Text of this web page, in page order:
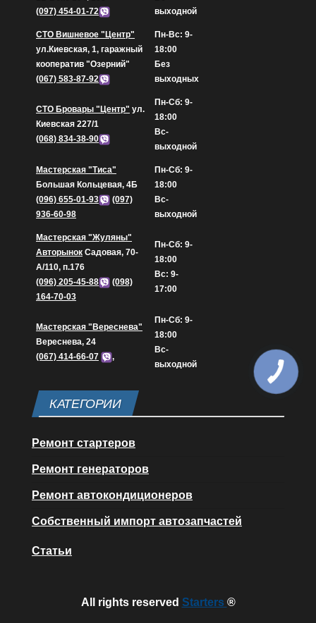
(097) 454-01-72
выходной
СТО Вишневое "Центр"
ул.Киевская, 1, гаражный
кооператив "Озерний"
(067) 583-87-92
Пн-Вс: 9-
18:00
Без
выходных
СТО Бровары "Центр" ул.
Киевская 227/1
(068) 834-38-90
Пн-Сб: 9-
18:00
Вс-
выходной
Мастерская "Тиса"
Большая Кольцевая, 4Б
(096) 655-01-93
(097)
936-60-98
Пн-Сб: 9-
18:00
Вс-
выходной
Мастерская "Жуляны"
Авторынок Садовая, 70-
А/110, п.176
(096) 205-45-88
(098)
164-70-03
Пн-Сб: 9-
18:00
Вс: 9-
17:00
Мастерская "Вереснева"
Вереснева, 24
(067) 414-66-07
,
Пн-Сб: 9-
18:00
Вс-
выходной
КАТЕГОРИИ
Ремонт стартеров
Ремонт генераторов
Ремонт автокондиционеров
Собственный импорт автозапчастей
Статьи
All rights reserved Starters ®